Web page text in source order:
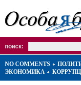
поиск:
NO COMMENTS
ЭКОНОМИКА